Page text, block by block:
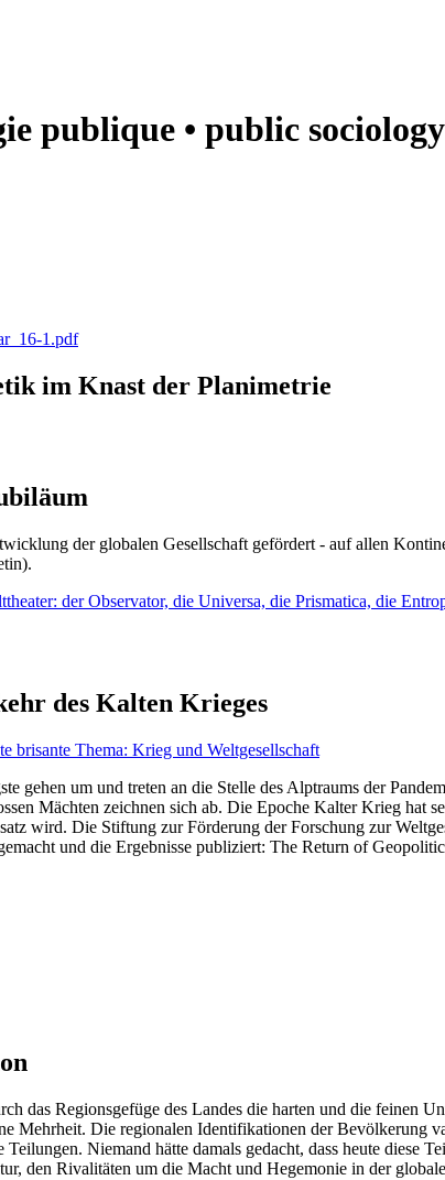
publique • public sociology
1.pdf
im Knast der Planimetrie
der globalen Gesellschaft gefördert - auf allen
der Observator, die Universa, die Prismatica, die
des Kalten Krieges
brisante Thema: Krieg und Weltgesellschaft
gehen um und treten an die Stelle des Alptraums der
Mächten zeichnen sich ab. Die Epoche Kalter Krieg hat
wird. Die Stiftung zur Förderung der Forschung zur
und die Ergebnisse publiziert: The Return of
das Regionsgefüge des Landes die harten und die feinen
Mehrheit. Die regionalen Identifikationen der Bevölkerung
Niemand hätte damals gedacht, dass heute diese
den Rivalitäten um die Macht und Hegemonie in der